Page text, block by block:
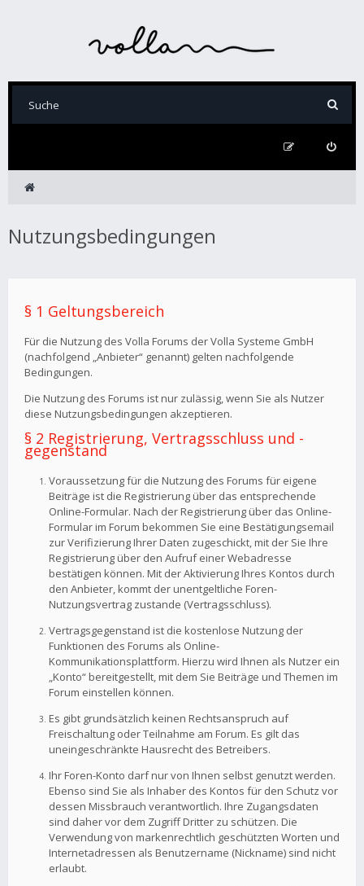
Nutzungsbedingungen
§ 1 Geltungsbereich
Für die Nutzung des Volla Forums der Volla Systeme GmbH
(nachfolgend „Anbieter“ genannt) gelten nachfolgende
Bedingungen.
Die Nutzung des Forums ist nur zulässig, wenn Sie als Nutzer
diese Nutzungsbedingungen akzeptieren.
§ 2 Registrierung, Vertragsschluss und -
gegenstand
Voraussetzung für die Nutzung des Forums für eigene
Beiträge ist die Registrierung über das entsprechende
Online-Formular. Nach der Registrierung über das Online-
Formular im Forum bekommen Sie eine Bestätigungsemail
zur Verifizierung Ihrer Daten zugeschickt, mit der Sie Ihre
Registrierung über den Aufruf einer Webadresse
bestätigen können. Mit der Aktivierung Ihres Kontos durch
den Anbieter, kommt der unentgeltliche Foren-
Nutzungsvertrag zustande (Vertragsschluss).
Vertragsgegenstand ist die kostenlose Nutzung der
Funktionen des Forums als Online-
Kommunikationsplattform. Hierzu wird Ihnen als Nutzer ein
„Konto“ bereitgestellt, mit dem Sie Beiträge und Themen im
Forum einstellen können.
Es gibt grundsätzlich keinen Rechtsanspruch auf
Freischaltung oder Teilnahme am Forum. Es gilt das
uneingeschränkte Hausrecht des Betreibers.
Ihr Foren-Konto darf nur von Ihnen selbst genutzt werden.
Ebenso sind Sie als Inhaber des Kontos für den Schutz vor
dessen Missbrauch verantwortlich. Ihre Zugangsdaten
sind daher vor dem Zugriff Dritter zu schützen. Die
Verwendung von markenrechtlich geschützten Worten und
Internetadressen als Benutzername (Nickname) sind nicht
erlaubt.